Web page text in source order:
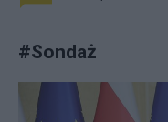
#Sondaż